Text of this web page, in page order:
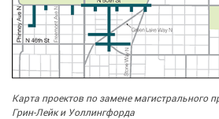
Карта проектов по замене магистрального
Грин-Лейк и Уоллингфорда